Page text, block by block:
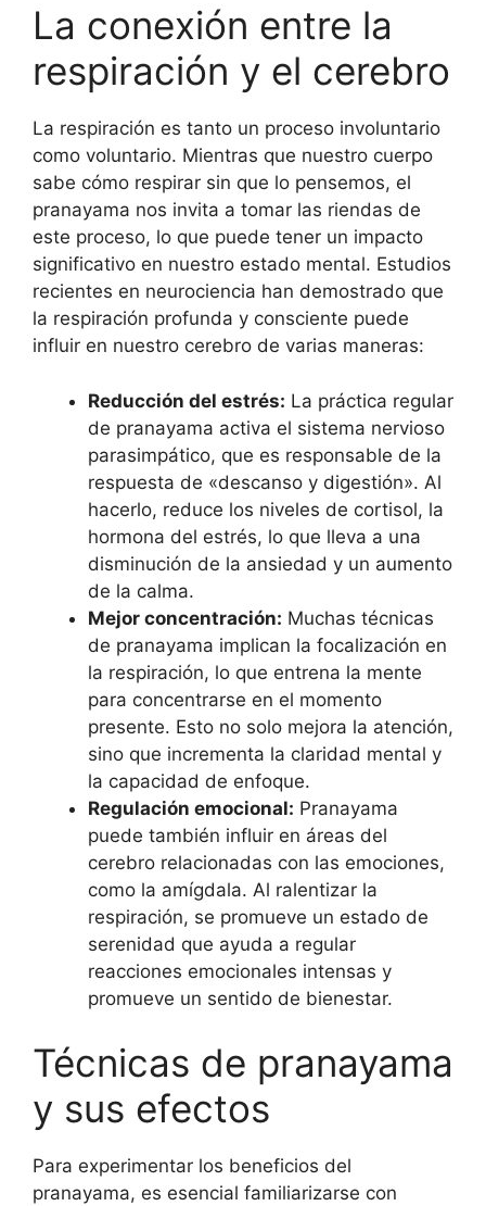
La conexión entre la
respiración y el cerebro
La respiración es tanto un proceso involuntario
como voluntario. Mientras que nuestro cuerpo
sabe cómo respirar sin que lo pensemos, el
pranayama nos invita a tomar las riendas de
este proceso, lo que puede tener un impacto
significativo en nuestro estado mental. Estudios
recientes en neurociencia han demostrado que
la respiración profunda y consciente puede
influir en nuestro cerebro de varias maneras:
Reducción del estrés: La práctica regular
de pranayama activa el sistema nervioso
parasimpático, que es responsable de la
respuesta de «descanso y digestión». Al
hacerlo, reduce los niveles de cortisol, la
hormona del estrés, lo que lleva a una
disminución de la ansiedad y un aumento
de la calma.
Mejor concentración: Muchas técnicas
de pranayama implican la focalización en
la respiración, lo que entrena la mente
para concentrarse en el momento
presente. Esto no solo mejora la atención,
sino que incrementa la claridad mental y
la capacidad de enfoque.
Regulación emocional: Pranayama
puede también influir en áreas del
cerebro relacionadas con las emociones,
como la amígdala. Al ralentizar la
respiración, se promueve un estado de
serenidad que ayuda a regular
reacciones emocionales intensas y
promueve un sentido de bienestar.
Técnicas de pranayama
y sus efectos
Para experimentar los beneficios del
pranayama, es esencial familiarizarse con